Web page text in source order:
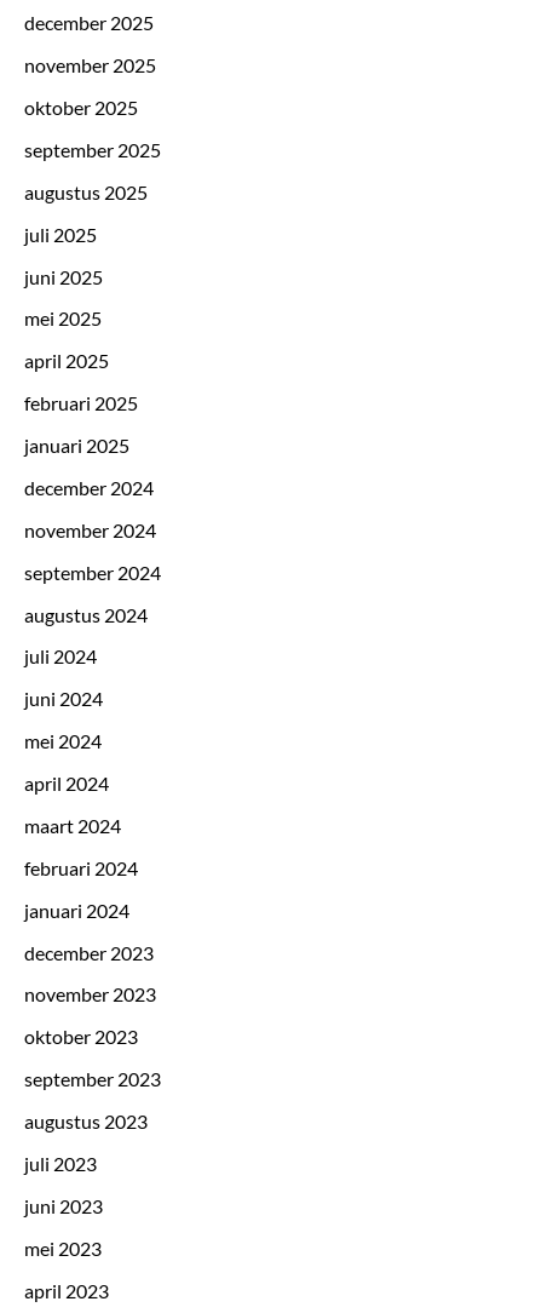
december 2025
november 2025
oktober 2025
september 2025
augustus 2025
juli 2025
juni 2025
mei 2025
april 2025
februari 2025
januari 2025
december 2024
november 2024
september 2024
augustus 2024
juli 2024
juni 2024
mei 2024
april 2024
maart 2024
februari 2024
januari 2024
december 2023
november 2023
oktober 2023
september 2023
augustus 2023
juli 2023
juni 2023
mei 2023
april 2023